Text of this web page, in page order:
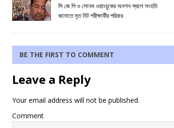
সি জে পি ও সোনম ওয়াংচুকের অনশন স্থলে সংহতি
জানাতে মৃত নিট পরীক্ষার্থীর পরিবার
BE THE FIRST TO COMMENT
Leave a Reply
Your email address will not be published.
Comment